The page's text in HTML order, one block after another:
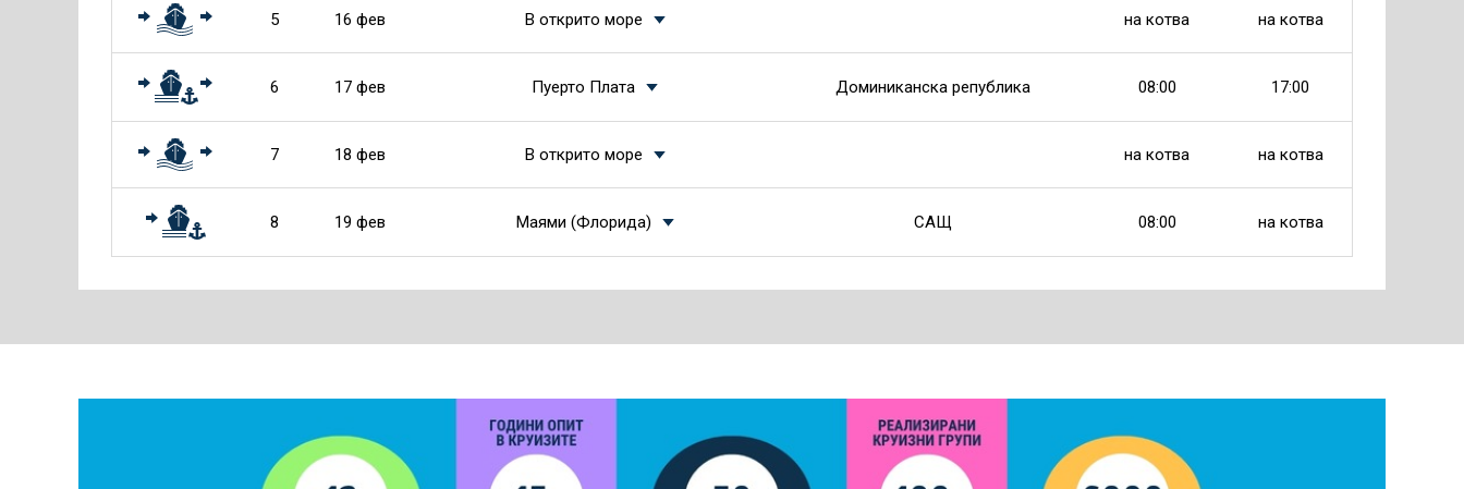
5 16 фев В открито море на котва на котва
6 17 фев Пуерто Плата Доминиканска република 08:00 17:00
7 18 фев В открито море на котва на котва
8 19 фев Маями (Флорида) САЩ 08:00 на котва